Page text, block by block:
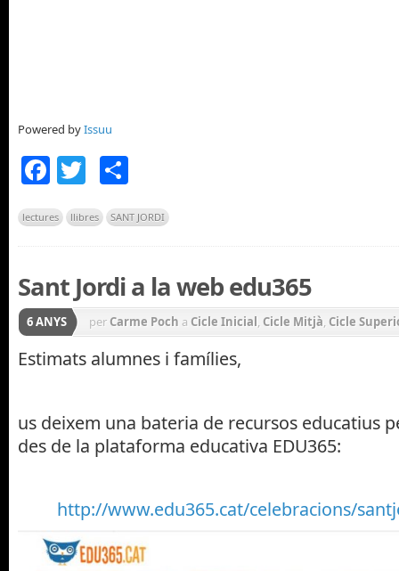
Powered byIssuu
Facebook
Twitter
lectures llibres SANT JORDI
Sant Jordi a la web edu365
6 ANYS per Carme Poch a Cicle Inicial, Cicle Mitjà, Cicle
SANT JORDI
Estimats alumnes i famílies,
us deixem una bateria de recursos educatius
des de la plataforma educativa EDU365:
http://www.edu365.cat/celebracions/